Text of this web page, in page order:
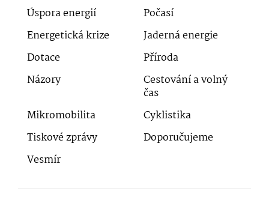
Úspora energií
Počasí
Energetická krize
Jaderná energie
Dotace
Příroda
Názory
Cestování a volný
čas
Mikromobilita
Cyklistika
Tiskové zprávy
Doporučujeme
Vesmír